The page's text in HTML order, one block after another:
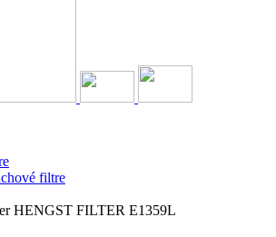
filtre
HENGST FILTER E1359L